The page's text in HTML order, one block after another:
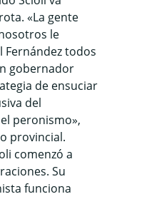
«La gente
le
Fernández todos
gobernador
de ensuciar
del
peronismo»,
provincial.
comenzó a
Su
funciona